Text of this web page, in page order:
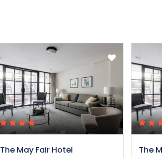
The May Fair Hotel The